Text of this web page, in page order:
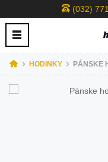
(032)
HODINKY PÁNSKE